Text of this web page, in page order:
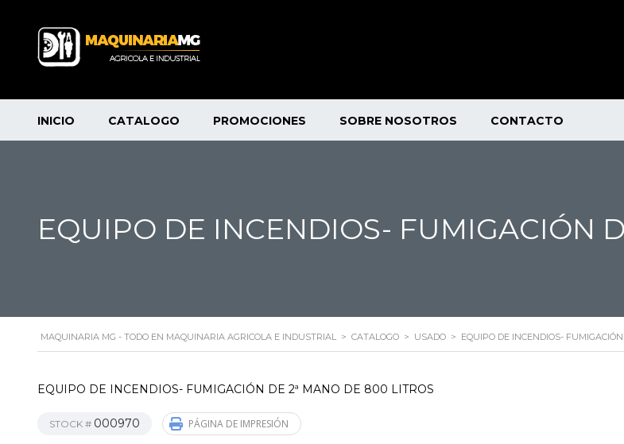
INICIO CATALOGO PROMOCIONES SOBRE NOSOTROS CONTACTO
EQUIPO DE INCENDIOS- FUMIGACIÓN
MAQUINARIA MG - TODO EN MAQUINARIA AGRICOLA E INDUSTRIAL > CATALOGO > USADO > EQUIPO DE INCENDIOS-
EQUIPO DE INCENDIOS- FUMIGACIÓN DE 2ª MANO DE 800 LITROS
STOCK # 000970 PÁGINA DE IMPRESIÓN